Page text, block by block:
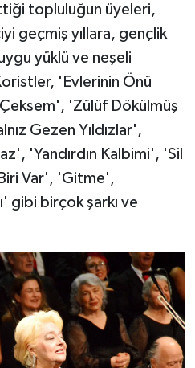
topluluğun üyeleri,
geçmiş yıllara, gençlik
yüklü ve neşeli
'Evlerinin Önü
'Zülüf Dökülmüş
Gezen Yıldızlar',
'Yandırdın Kalbimi', 'Sil
Var', 'Gitme',
gibi birçok şarkı ve